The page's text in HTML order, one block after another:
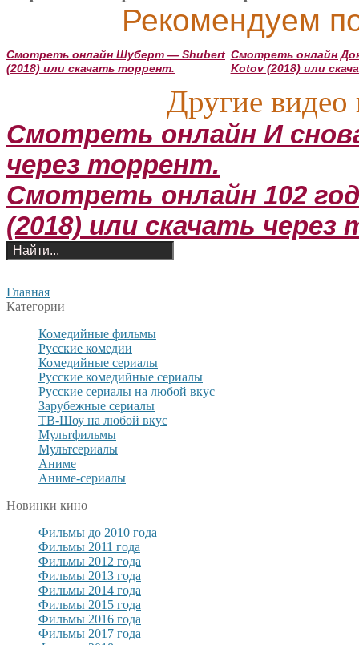
Рекомендуем
Смотреть онлайн Шуберт — Shubert
(2018) или скачать торрент.
Смотреть онлайн
Kotov (2018) или
Другие видео
Смотреть онлайн И
через торрент.
Смотреть онлайн 102
(2018) или скачать через
Главная
Категории
Комедийные фильмы
Русские комедии
Комедийные сериалы
Русские комедийные сериалы
Русские сериалы на любой вкус
Зарубежные сериалы
ТВ-Шоу на любой вкус
Мультфильмы
Мультсериалы
Аниме
Аниме-сериалы
Новинки кино
Фильмы до 2010 года
Фильмы 2011 года
Фильмы 2012 года
Фильмы 2013 года
Фильмы 2014 года
Фильмы 2015 года
Фильмы 2016 года
Фильмы 2017 года